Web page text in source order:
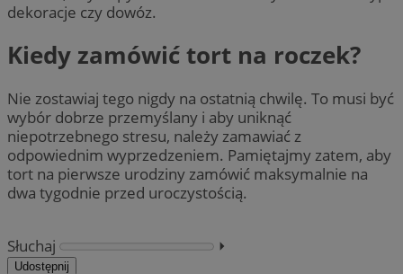
dekoracje czy dowóz.
Kiedy zamówić tort na roczek?
Nie zostawiaj tego nigdy na ostatnią chwilę. To musi być
wybór dobrze przemyślany i aby uniknąć
niepotrzebnego stresu, należy zamawiać z
odpowiednim wyprzedzeniem. Pamiętajmy zatem, aby
tort na pierwsze urodziny zamówić maksymalnie na
dwa tygodnie przed uroczystością.
Słuchaj ⏵︎
Udostępnij